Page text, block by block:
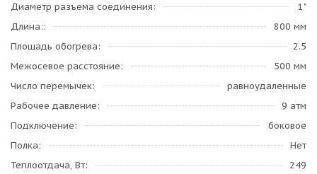
Диаметр разъема соединения
1"
Длина:
800 мм
Площадь обогрева
2.5
Межосевое расстояние
500 мм
Число перемычек
равноудаленные
Рабочее давление
9 атм
Подключение
боковое
Полка
Нет
Теплоотдача, Вт
249